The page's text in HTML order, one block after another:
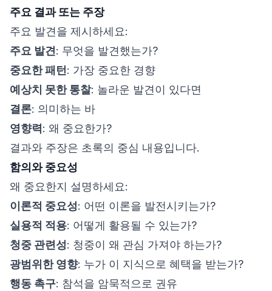
주요 결과 또는 주장
주요 발견을 제시하세요:
주요 발견: 무엇을 발견했는가?
중요한 패턴: 가장 중요한 경향
예상치 못한 통찰: 놀라운 발견이 있다면
결론: 의미하는 바
영향력 : 왜 중요한가?
결과와 주장은 초록의 중심 내용입니다.
함의와 중요성
왜 중요한지 설명하세요:
이론적 중요성: 어떤 이론을 발전시키는가?
실용적 적용: 어떻게 활용될 수 있는가?
청중 관련성: 청중이 왜 관심 가져야 하는가?
광범위한 영향: 누가 이 지식으로 혜택을 받는가?
행동 촉구: 참석을 암묵적으로 권유